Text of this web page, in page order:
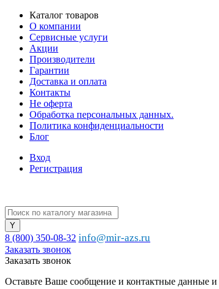
Каталог товаров
О компании
Сервисные услуги
Акции
Производители
Гарантии
Доставка и оплата
Контакты
Не оферта
Обработка персональных данных.
Политика конфиденциальности
Блог
Вход
Регистрация
8 (800) 350-08-32 info@mir-azs.ru
Заказать звонок
Заказать звонок
Оставьте Ваше сообщение и контактные данные